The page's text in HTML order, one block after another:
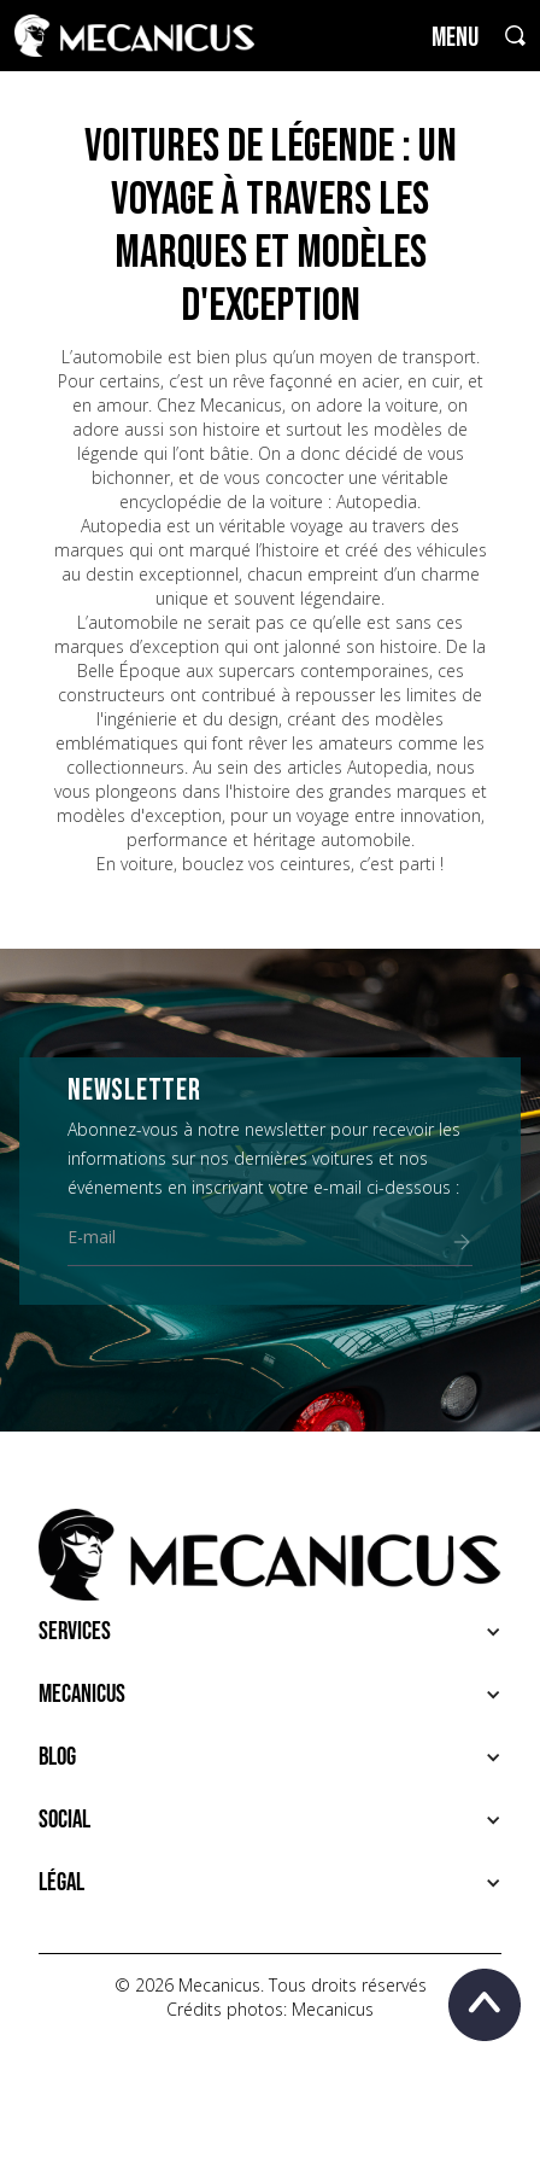
MENU
Voitures de Légende : un
voyage à travers les
marques et modèles
d'exception
L’automobile est bien plus qu’un moyen de transport.
Pour certains, c’est un rêve façonné en acier, en cuir, et
en amour. Chez Mecanicus, on adore la voiture, on
adore aussi son histoire et surtout les modèles de
légende qui l’ont bâtie. On a donc décidé de vous
bichonner, et de vous concocter une véritable
encyclopédie de la voiture : Autopedia.
Autopedia est un véritable voyage au travers des
marques qui ont marqué l’histoire et créé des véhicules
au destin exceptionnel, chacun empreint d’un charme
unique et souvent légendaire.
L’automobile ne serait pas ce qu’elle est sans ces
marques d’exception qui ont jalonné son histoire. De la
Belle Époque aux supercars contemporaines, ces
constructeurs ont contribué à repousser les limites de
l'ingénierie et du design, créant des modèles
emblématiques qui font rêver les amateurs comme les
collectionneurs. Au sein des articles Autopedia, nous
vous plongeons dans l'histoire des grandes marques et
modèles d'exception, pour un voyage entre innovation,
performance et héritage automobile.
En voiture, bouclez vos ceintures, c’est parti !
NEWSLETTER
Abonnez-vous à notre newsletter pour recevoir les
informations sur nos dernières voitures et nos
événements en inscrivant votre e-mail ci-dessous :
Services
ACHETER
VENDRE
SERVICES PREMIUM
Mecanicus
À PROPOS
HOUSE MECANICUS
CONTACT
Blog
NEWS
VIDÉOS
AUTOPÉDIA
Social
INSTAGRAM
TIKTOK
YOUTUBE
Légal
POLITIQUE DE CONFIDENTIALITÉ
© 2026 Mecanicus. Tous droits réservés
Crédits photos: Mecanicus